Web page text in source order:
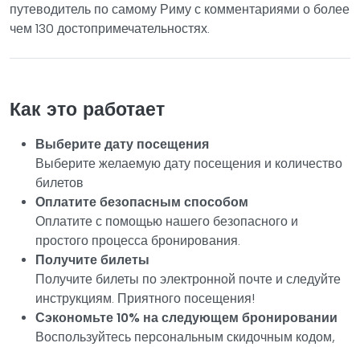
путеводитель по самому Риму с комментариями о более
чем 130 достопримечательностях.
Как это работает
Выберите дату посещения
Выберите желаемую дату посещения и количество
билетов
Оплатите безопасным способом
Оплатите с помощью нашего безопасного и
простого процесса бронирования.
Получите билеты
Получите билеты по электронной почте и следуйте
инструкциям. Приятного посещения!
Сэкономьте 10% на следующем бронировании
Воспользуйтесь персональным скидочным кодом,